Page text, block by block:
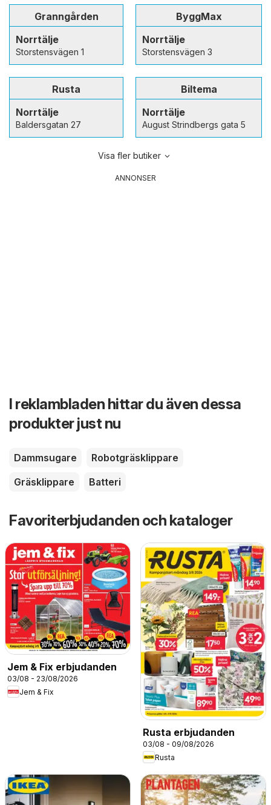
Granngården
Norrtälje
Storstensvägen 1
ByggMax
Norrtälje
Storstensvägen 3
Rusta
Norrtälje
Baldersgatan 27
Biltema
Norrtälje
August Strindbergs gata 5
Visa fler butiker
ANNONSER
I reklambladen hittar du även dessa
produkter just nu
Dammsugare
Robotgräsklippare
Gräsklippare
Batteri
Favoriterbjudanden och kataloger
Jem & Fix erbjudanden
03/08 - 23/08/2026
Jem & Fix
Rusta erbjudanden
03/08 - 09/08/2026
Rusta